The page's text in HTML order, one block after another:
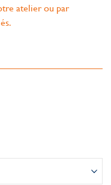
atelier ou par